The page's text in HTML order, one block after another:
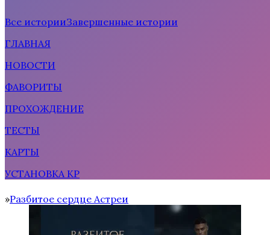
Все историиЗавершенные истории
ГЛАВНАЯ
НОВОСТИ
ФАВОРИТЫ
ПРОХОЖДЕНИЕ
ТЕСТЫ
КАРТЫ
УСТАНОВКА КР
Home
Разбитое сердце Астреи